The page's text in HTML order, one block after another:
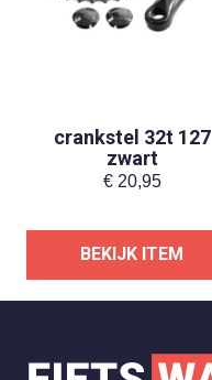
crankstel 32t 127
zwart
€20,95
BEKIJK ITEM